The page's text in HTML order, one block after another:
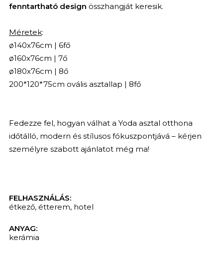
fenntartható design összhangját keresik.
Méretek:
ø140x76cm | 6fő
ø160x76cm | 7ő
ø180x76cm | 8ő
200*120*75cm ovális asztallap | 8fő
Fedezze fel, hogyan válhat a Yoda asztal otthona
időtálló, modern és stílusos fókuszpontjává – kérjen
személyre szabott ajánlatot még ma!
FELHASZNÁLÁS:
étkező, étterem, hotel
ANYAG:
kerámia